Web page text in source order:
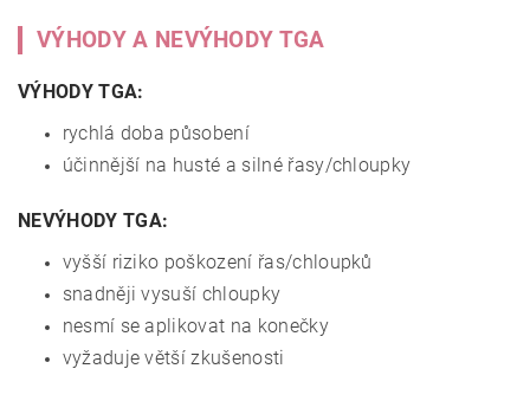
VÝHODY A NEVÝHODY TGA
VÝHODY TGA:
rychlá doba působení
účinnější na husté a silné řasy/chloupky
NEVÝHODY TGA:
vyšší riziko poškození řas/chloupků
snadněji vysuší chloupky
nesmí se aplikovat na konečky
vyžaduje větší zkušenosti